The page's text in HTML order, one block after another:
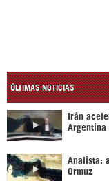
ÚLTIMAS NOTICIAS
Irán
Analista:
Ormuz